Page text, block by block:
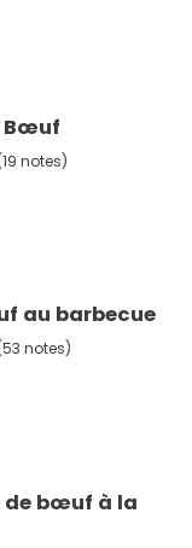
Bœuf
notes)
au barbecue
notes)
de bœuf à la